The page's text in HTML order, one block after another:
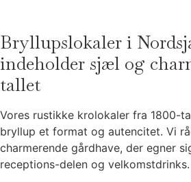
Bryllupslokaler i
indeholder sjæl og
tallet
Vores rustikke krolokaler fra 1800-
bryllup et format og autencitet. Vi
charmerende gårdhave, der egner
receptions-delen og velkomstdrinks.